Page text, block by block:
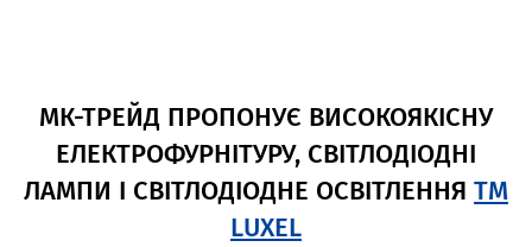
МК-ТРЕЙД ПРОПОНУЄ ВИСОКОЯКІСНУ
ЕЛЕКТРОФУРНІТУРУ, СВІТЛОДІОДНІ
ЛАМПИ І СВІТЛОДІОДНЕ ОСВІТЛЕННЯ ТМ
LUXEL